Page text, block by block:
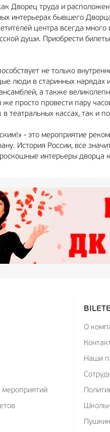
Дворец труда и
интерьерах бывшего
центра всегда
души. Приобрести
не только
люди в старинных нарядах
а также
просто провести пару
театральных кассах, так и
- это мероприятие
История России, все
интерьеры дворца
О
Наши